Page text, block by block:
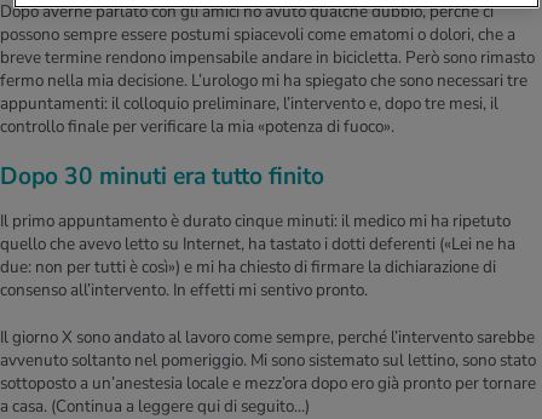
Dopo averne parlato con gli amici ho avuto qualche dubbio, perché ci
possono sempre essere postumi spiacevoli come ematomi o dolori, che a
breve termine rendono impensabile andare in bicicletta. Però sono rimasto
fermo nella mia decisione. L’urologo mi ha spiegato che sono necessari tre
appuntamenti: il colloquio preliminare, l’intervento e, dopo tre mesi, il
controllo finale per verificare la mia «potenza di fuoco».
Dopo 30 minuti era tutto finito
Il primo appuntamento è durato cinque minuti: il medico mi ha ripetuto
quello che avevo letto su Internet, ha tastato i dotti deferenti («Lei ne ha
due: non per tutti è così») e mi ha chiesto di firmare la dichiarazione di
consenso all’intervento. In effetti mi sentivo pronto.
Il giorno X sono andato al lavoro come sempre, perché l’intervento sarebbe
avvenuto soltanto nel pomeriggio. Mi sono sistemato sul lettino, sono stato
sottoposto a un’anestesia locale e mezz’ora dopo ero già pronto per tornare
a casa. (Continua a leggere qui di seguito...)